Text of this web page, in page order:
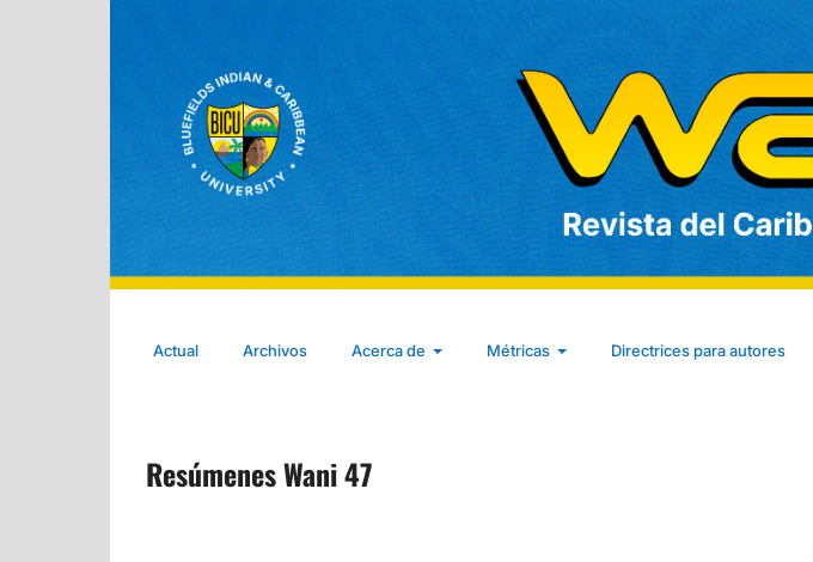
Actual Archivos Acerca de Métricas Directrices para autores
Resúmenes Wani 47